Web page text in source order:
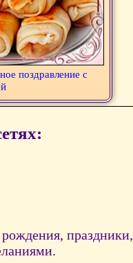
поздравление с
праздники,